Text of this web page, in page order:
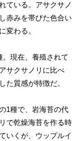
ている。アサクサノ
赤みを帯びた色合い
変わる。
。現在、養殖されて
サクサノリに比べ
た質感が特徴だ。
1種で、岩海苔の代
で乾燥海苔を作る時
いくが、ウップルイ